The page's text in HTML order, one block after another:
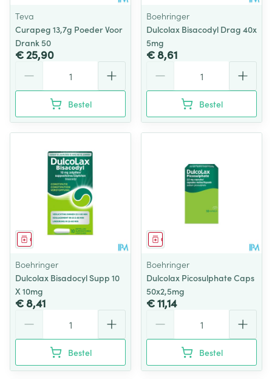
Teva
Curapeg 13,7g Poeder Voor
Drank 50
€ 25,90
Bestel
Boehringer
Dulcolax Bisacodyl Drag 40x
5mg
€ 8,61
Bestel
Geneesmiddel
Boehringer
Dulcolax Bisadocyl Supp 10
X 10mg
€ 8,41
Bestel
Geneesmiddel
Boehringer
Dulcolax Picosulphate Caps
50x2,5mg
€ 11,14
Bestel